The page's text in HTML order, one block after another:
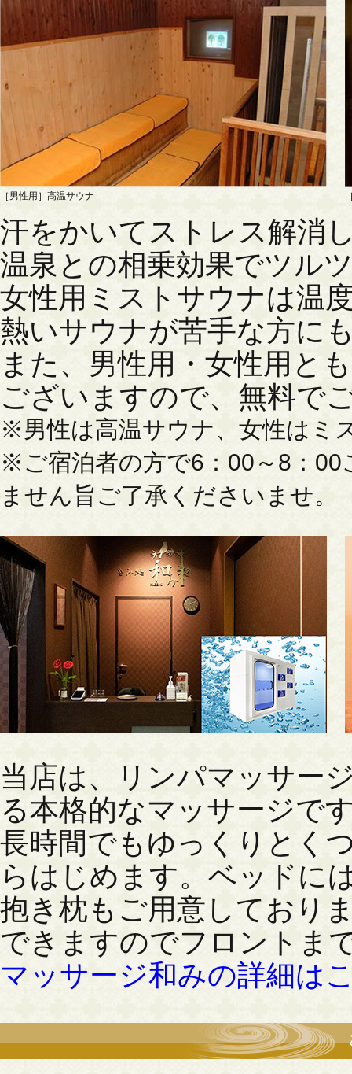
［男性用］高温サウナ
汗をかいてストレス解消
温泉との相乗効果でツル
女性用ミストサウナは温
熱いサウナが苦手な方に
また、男性用・女性用と
ございますので、無料で
※男性は高温サウナ、女性はミ
※ご宿泊者の方で6：00～8：
ません旨ご了承くださいませ。
当店は、リンパマッサー
る本格的なマッサージで
長時間でもゆっくりとく
らはじめます。ベッドに
抱き枕もご用意しており
できますのでフロントま
マッサージ和みの詳細は